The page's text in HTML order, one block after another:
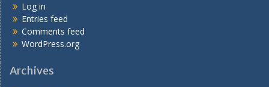
Log in
Entries feed
Comments feed
WordPress.org
Archives